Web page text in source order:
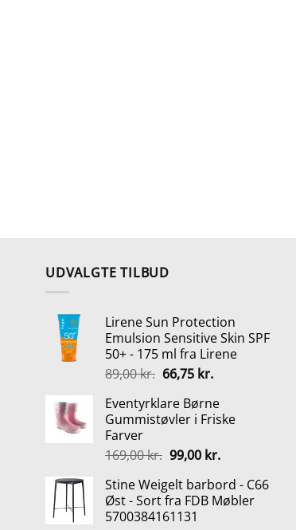
UDVALGTE TILBUD
Lirene Sun Protection
Emulsion Sensitive Skin SPF
50+ - 175 ml fra Lirene
89,00kr. Den
pris
var:
66,75 kr.Den
pris
er:
Eventyrklare Børne
Gummistøvler i Friske
Farver
169,00kr. Den
pris
var:
169,00 kr..
99,00 kr.Den
pris
er:
Stine Weigelt barbord - C66
Øst - Sort fra FDB Møbler
5700384161131